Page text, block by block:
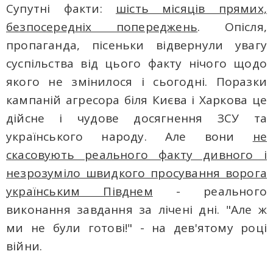
Супутні факти: шість місяців прямих,
безпосередніх попереджень. Опісля,
пропаганда, пісеньки відвернули увагу
суспільства від цього факту нічого щодо
якого не змінилося і сьогодні. Поразки
кампаній агресора біля Києва і Харкова це
дійсне і чудове досягнення ЗСУ та
українського народу. Але вони не
скасовують реального факту дивного і
незрозуміло швидкого просування ворога
українським Півднем - реального
виконання завдання за лічені дні. "Але ж
ми не були готові!" - на дев'ятому році
війни.